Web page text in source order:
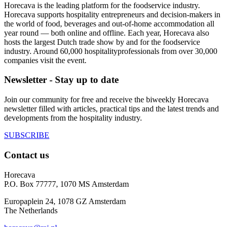
Horecava is the leading platform for the foodservice industry.
Horecava supports hospitality entrepreneurs and decision-makers in
the world of food, beverages and out-of-home accommodation all
year round — both online and offline. Each year, Horecava also
hosts the largest Dutch trade show by and for the foodservice
industry. Around 60,000 hospitalityprofessionals from over 30,000
companies visit the event.
Newsletter - Stay up to date
Join our community for free and receive the biweekly Horecava
newsletter filled with articles, practical tips and the latest trends and
developments from the hospitality industry.
SUBSCRIBE
Contact us
Horecava
P.O. Box 77777, 1070 MS Amsterdam
Europaplein 24, 1078 GZ Amsterdam
The Netherlands